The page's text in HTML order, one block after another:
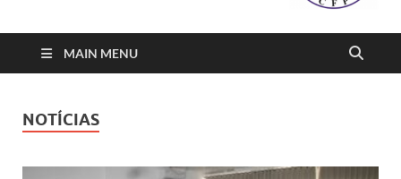
MAIN MENU
NOTÍCIAS